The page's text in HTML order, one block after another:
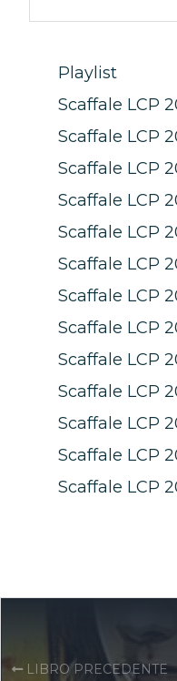
Playlist
Scaffale LCP
Scaffale LCP
Scaffale LCP
Scaffale LCP
Scaffale LCP
Scaffale LCP
Scaffale LCP
Scaffale LCP
Scaffale LCP
Scaffale LCP
Scaffale LCP
Scaffale LCP
Scaffale LCP
LIBRO PRECEDENTE